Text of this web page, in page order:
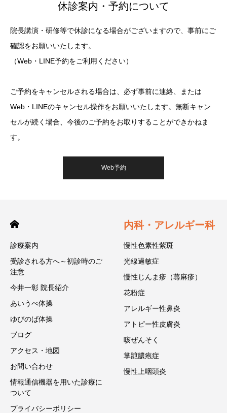
休診案内・予約について
院長講演・研修等で休診になる場合がございますので、事前にご
確認をお願いいたします。
（Web・LINE予約をご利用ください）
ご予約をキャンセルされる場合は、必ず事前に連絡、または
Web・LINEのキャンセル操作をお願いいたします。無断キャン
セルが続く場合、今後のご予約をお取りすることができかねま
す。
Web予約
診療案内
受診される方へ～初診時のご
注意
今井一彰 院長紹介
あいうべ体操
ゆびのば体操
ブログ
アクセス・地図
お問い合わせ
情報通信機器を用いた診療に
ついて
プライバシーポリシー
内科・アレルギー科
慢性色素性紫斑
光線過敏症
慢性じんま疹（蕁麻疹）
花粉症
アレルギー性鼻炎
アトピー性皮膚炎
咳ぜんそく
掌蹠膿疱症
慢性上咽頭炎